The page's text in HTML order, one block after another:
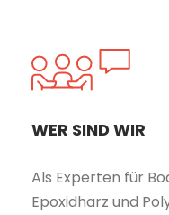
WER SIND WIR
Als Experten für
Epoxidharz und